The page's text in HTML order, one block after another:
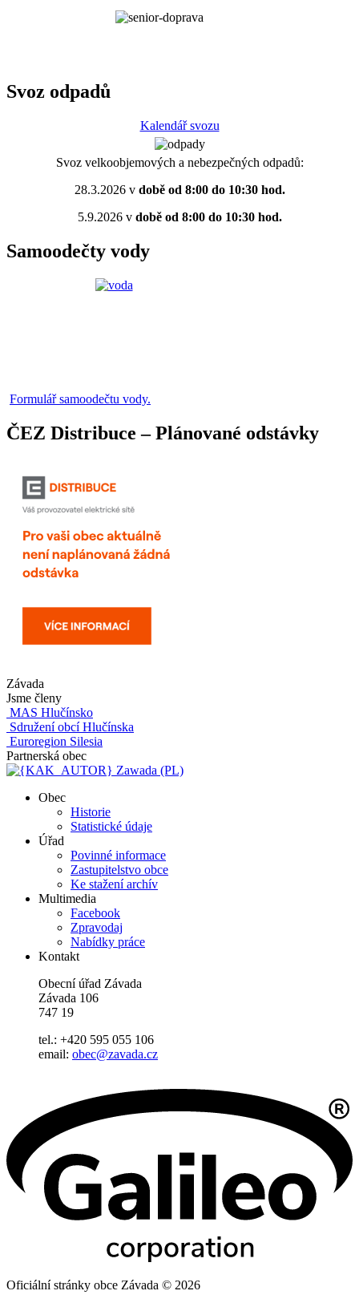
Svoz odpadů
Kalendář svozu
Svoz velkoobjemových a nebezpečných odpadů:
28.3.2026 vdobě od 8:00 do 10:30 hod.
5.9.2026 vdobě od 8:00 do 10:30 hod.
Samoodečty vody
Formulář samoodečtu vody.
ČEZ Distribuce – Plánované odstávky
Závada
Jsme členy
MAS Hlučínsko
Sdružení obcí Hlučínska
Euroregion Silesia
Partnerská obec
Zawada (PL)
Obec
Historie
Statistické údaje
Úřad
Povinné informace
Zastupitelstvo obce
Ke stažení archív
Multimedia
Facebook
Zpravodaj
Nabídky práce
Kontakt
Obecní úřad Závada
Závada 106
747 19
tel.: +420 595 055 106
email: obec@zavada.cz
Oficiální stránky obce Závada © 2026